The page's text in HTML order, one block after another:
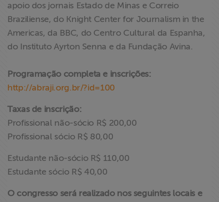
apoio dos jornais Estado de Minas e Correio
Braziliense, do Knight Center for Journalism in the
Americas, da BBC, do Centro Cultural da Espanha,
do Instituto Ayrton Senna e da Fundação Avina.
Programação completa e inscrições:
http://abraji.org.br/?id=100
Taxas de inscrição:
Profissional não-sócio R$ 200,00
Profissional sócio R$ 80,00
Estudante não-sócio R$ 110,00
Estudante sócio R$ 40,00
O congresso será realizado nos seguintes locais e